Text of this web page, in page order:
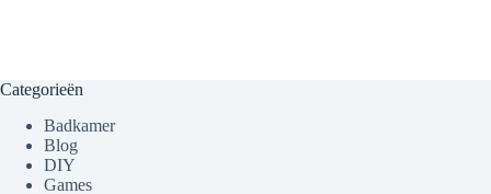
Categorieën
Badkamer
Blog
DIY
Games